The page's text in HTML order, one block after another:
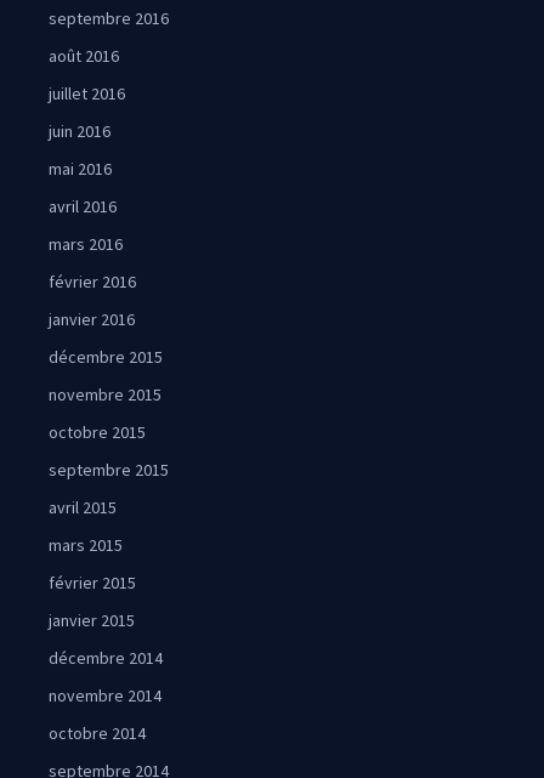
septembre 2016
août 2016
juillet 2016
juin 2016
mai 2016
avril 2016
mars 2016
février 2016
janvier 2016
décembre 2015
novembre 2015
octobre 2015
septembre 2015
avril 2015
mars 2015
février 2015
janvier 2015
décembre 2014
novembre 2014
octobre 2014
septembre 2014